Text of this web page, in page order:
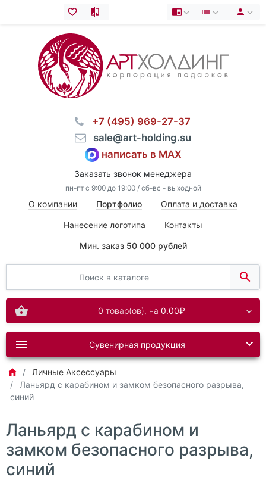
⠀+7 (495) 969-27-37
⠀sale@art-holding.su
написать в MAX
Заказать звонок менеджера
пн-пт с 9:00 до 19:00 / сб-вс - выходной
О компании Портфолио Оплата и доставка
Нанесение логотипа Контакты
Мин. заказ 50 000 рублей
0 товар(ов), на 0.00₽
Сувенирная продукция
Личные Аксессуары
Ланьярд с карабином и замком безопасного разрыва,
синий
Ланьярд с карабином и
замком безопасного разрыва,
синий